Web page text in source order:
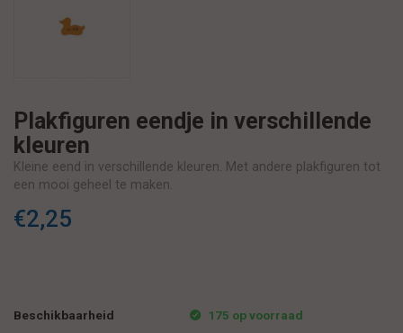
Plakfiguren eendje in verschillende
kleuren
Kleine eend in verschillende kleuren. Met andere plakfiguren tot
een mooi geheel te maken.
€2,25
Beschikbaarheid 175 op voorraad